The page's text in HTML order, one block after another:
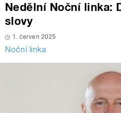
Nedělní Noční linka:
slovy
1. červen 2025
Noční linka